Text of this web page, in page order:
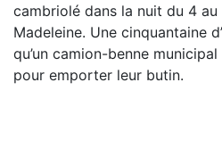
cambriolé dans la nuit du 4
Madeleine. Une cinquantaine
qu’un camion-benne
pour emporter leur butin.